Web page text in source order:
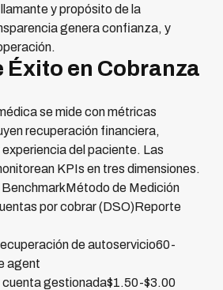
y propósito de la
genera confianza, y
Éxito en Cobranza
se mide con métricas
recuperación financiera,
del paciente. Las
KPIs en tres dimensiones.
de Medición
por cobrar (DSO)Reporte
de autoservicio60-
agent
cuenta gestionada$1.50-$3.00